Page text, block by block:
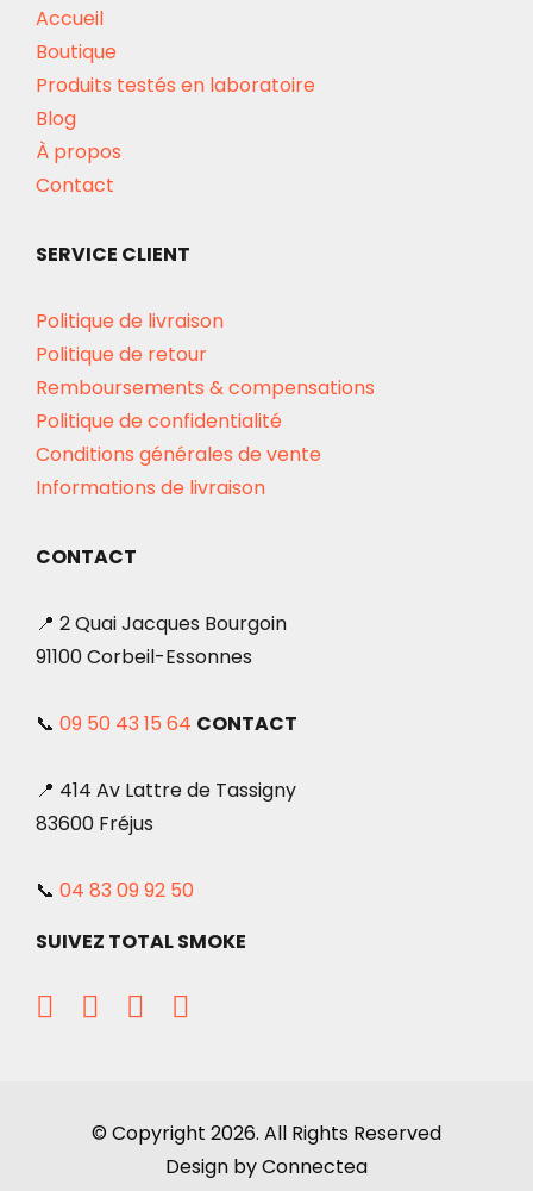
Accueil
Boutique
Produits testés en laboratoire
Blog
À propos
Contact
SERVICE CLIENT
Politique de livraison
Politique de retour
Remboursements & compensations
Politique de confidentialité
Conditions générales de vente
Informations de livraison
CONTACT
📍 2 Quai Jacques Bourgoin
91100 Corbeil-Essonnes
📞 09 50 43 15 64 CONTACT
📍 414 Av Lattre de Tassigny
83600 Fréjus
📞 04 83 09 92 50
SUIVEZ TOTAL SMOKE
© Copyright 2026. All Rights Reserved
Design by Connectea